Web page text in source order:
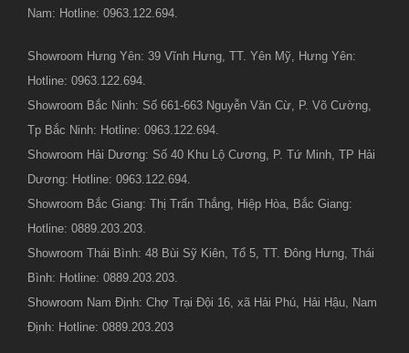
Nam: Hotline: 0963.122.694.
Showroom Hưng Yên: 39 Vĩnh Hưng, TT. Yên Mỹ, Hưng Yên:
Hotline: 0963.122.694.
Showroom Bắc Ninh: Số 661-663 Nguyễn Văn Cừ, P. Võ Cường,
Tp Bắc Ninh: Hotline: 0963.122.694.
Showroom Hải Dương: Số 40 Khu Lộ Cương, P. Tứ Minh, TP Hải
Dương: Hotline: 0963.122.694.
Showroom Bắc Giang: Thị Trấn Thắng, Hiệp Hòa, Bắc Giang:
Hotline: 0889.203.203.
Showroom Thái Bình: 48 Bùi Sỹ Kiên, Tổ 5, TT. Đông Hưng, Thái
Bình: Hotline: 0889.203.203.
Showroom Nam Định: Chợ Trại Đội 16, xã Hải Phú, Hải Hậu, Nam
Định: Hotline: 0889.203.203